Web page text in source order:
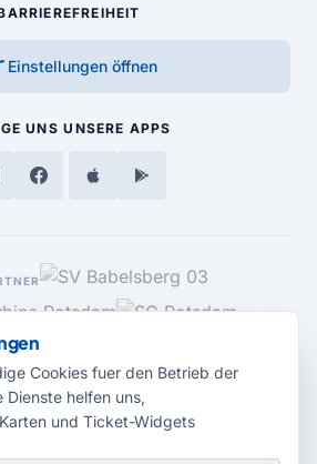
Einstellungen öffnen
UNS UNSERE APPS
Cookies fuer den Betrieb der
Dienste helfen uns,
und Ticket-Widgets